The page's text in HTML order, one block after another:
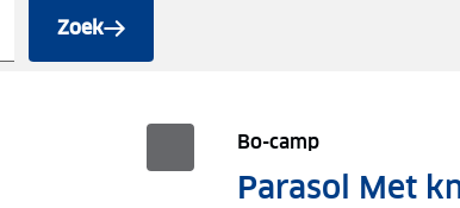
Zoek
Bo-camp
Parasol Met